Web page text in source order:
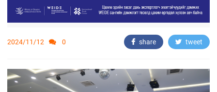
2024/11/12 0 share tweet